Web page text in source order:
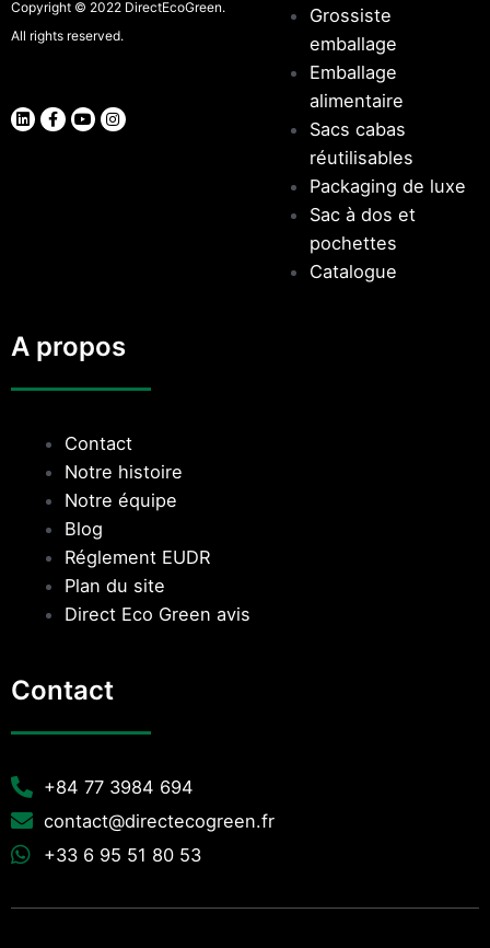
Copyright © 2022 DirectEcoGreen.
All rights reserved.
Grossiste
emballage
Emballage
alimentaire
Sacs cabas
réutilisables
Packaging de luxe
Sac à dos et
pochettes
Catalogue
A propos
Contact
Notre histoire
Notre équipe
Blog
Réglement EUDR
Plan du site
Direct Eco Green avis
Contact
+84 77 3984 694
contact@directecogreen.fr
+33 6 95 51 80 53